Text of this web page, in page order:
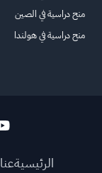
منح دراسية في الصين
منح دراسية في هولندا
الرئيسيةعنا